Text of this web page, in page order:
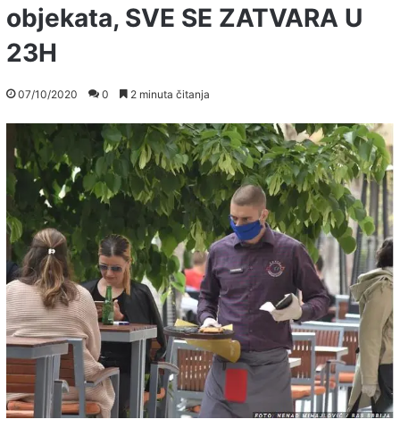
objekata, SVE SE ZATVARA U
23H
07/10/2020 0 2 minuta čitanja